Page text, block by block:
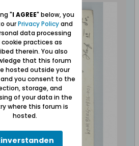
"I AGREE" below, you
ourPrivacy Policyand
data processing
practices as
therein. You also
that this forum
hosted outside your
you consent to the
storage, and
of your data in the
where this forum is
hosted.